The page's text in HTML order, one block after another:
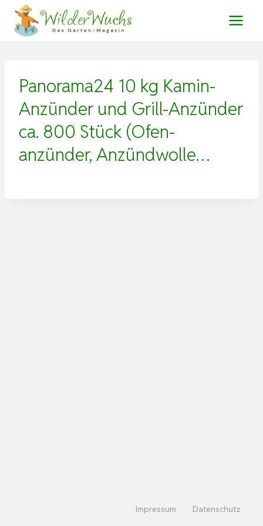
Zum
Inhalt
Panorama24 10 kg Kamin-
Anzünder und Grill-Anzünder
ca. 800 Stück (Ofen-
anzünder, Anzündwolle…
Impressum Datenschutz